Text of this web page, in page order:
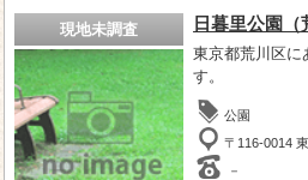
現地未調査 日暮里公園（
東京都荒川区に
す。
公園
〒116-0014
－